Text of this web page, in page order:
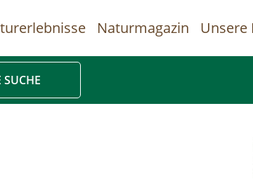
Naturmagazin Unsere
SUCHE